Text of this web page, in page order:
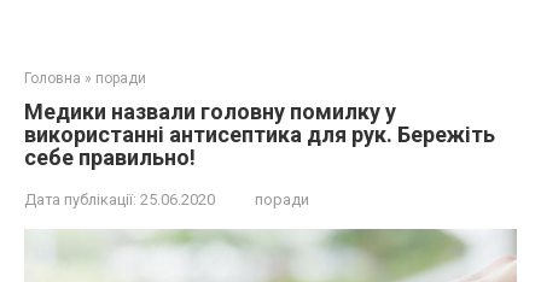
Головна » поради
Медики назвали головну помилку у
використанні антисептика для рук. Бережіть
себе правильно!
Дата публікації: 25.06.2020 поради